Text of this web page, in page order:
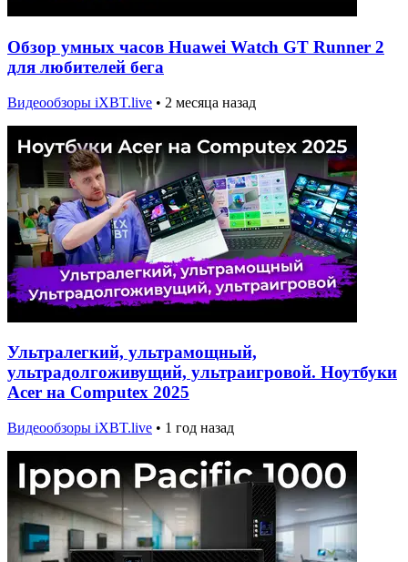
Обзор умных часов Huawei Watch GT Runner 2
для любителей бега
Видеообзоры iXBT.live • 2 месяца назад
Ультралегкий, ультрамощный,
ультрадолгоживущий, ультраигровой. Ноутбуки
Acer на Computex 2025
Видеообзоры iXBT.live • 1 год назад